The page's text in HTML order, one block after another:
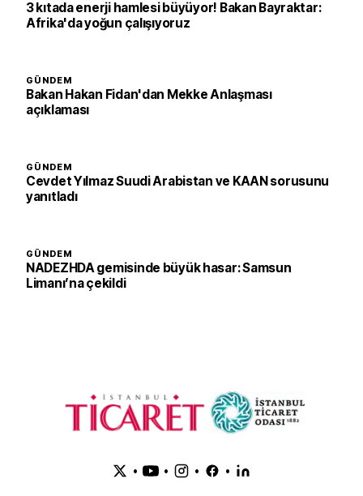
3 kıtada enerji hamlesi büyüyor! Bakan Bayraktar:
Afrika'da yoğun çalışıyoruz
GÜNDEM
Bakan Hakan Fidan'dan Mekke Anlaşması
açıklaması
GÜNDEM
Cevdet Yılmaz Suudi Arabistan ve KAAN sorusunu
yanıtladı
GÜNDEM
NADEZHDA gemisinde büyük hasar: Samsun
Limanı’na çekildi
• • • •